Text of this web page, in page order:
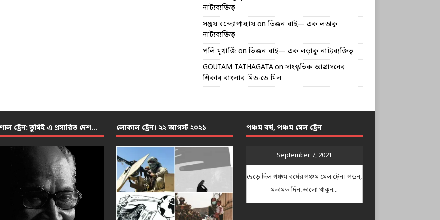
নাট্যব্যক্তিত্ব
সঞ্জয় বন্দ্যোপাধ্যায়on তিজন বাই— এক লড়াকু
নাট্যব্যক্তিত্ব
পলি মুখার্জিon তিজন বাই— এক লড়াকু নাট্যব্যক্তিত্ব
GOUTAM TATHAGATAon সাংস্কৃতিক আগ্রাসনের
শিকার বাংলার মিড-ডে মিল
ট্রেন: তুমিই এ প্রসারিত দেশ… লোকাল ট্রেন। ২২ আগস্ট ২০২১ পঞ্চম বর্ষ, পঞ্চম মেল ট্রেন
September 7, 2021
ছেড়ে দিল পঞ্চম বর্ষের পঞ্চম মেল ট্রেন। পড়ুন,
মতামত দিন, ভালো থাকুন...